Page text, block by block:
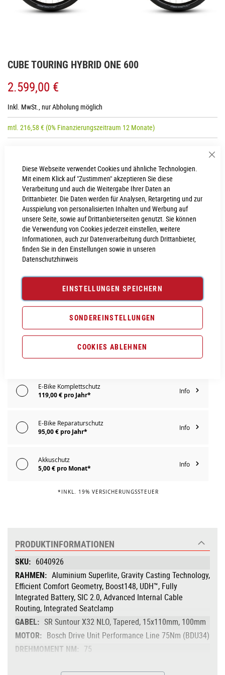
Diese Webseite verwendet Cookies und ähnliche Technologien.
Mit einem Klick auf "Zustimmen" akzeptieren Sie diese
Verarbeitung und auch die Weitergabe Ihrer Daten an
Drittanbieter. Die Daten werden für Analysen, Retargeting und zur
Ausspielung von personalisierten Inhalten und Werbung auf
unsere Seite, sowie auf Drittanbieterseiten genutzt. Sie können
die Verwendung von Cookies jederzeit einstellen, weitere
Informationen, auch zur Datenverarbeitung durch Drittanbieter,
finden Sie in den Einstellungen sowie in unseren
Datenschutzhinweis
EINSTELLUNGEN SPEICHERN
SONDEREINSTELLUNGEN
COOKIES ABLEHNEN
Anfang
Bildgalerie
CUBE TOURING HYBRID ONE 600
2.599,00 €
Inkl. MwSt., nur Abholung möglich
mtl. 216,58 €(0% Finanzierungszeitraum 12 Monate)
Easy Entry 62 cm Easy Entry 58 cm
Easy Entry 46 cm Easy Entry 54 cm
Easy Entry 50 cm
IN DEN WARENKORB
PROBEFAHRT VEREINBAREN
hinzufügen|ansehen
Extra Schutz? Jetzt Tarife entdecken!
E-Bike Komplettschutz
119,00 € pro Jahr*
Info
E-Bike Reparaturschutz
95,00 € pro Jahr*
Info
Akkuschutz
5,00 € pro Monat*
Info
*INKL. 19% VERSICHERUNGSSTEUER
PRODUKTINFORMATIONEN
Produktinformationen
6040926
Aluminium Superlite, Gravity Casting Technology,
Efficient Comfort Geometry, Boost148, UDH™, Fully
Integrated Battery, SIC 2.0, Advanced Internal Cable
Routing, Integrated Seatclamp
SR Suntour X32 NLO, Tapered, 15x110mm, 100mm
Bosch Drive Unit Performance Line 75Nm (BDU34)
75